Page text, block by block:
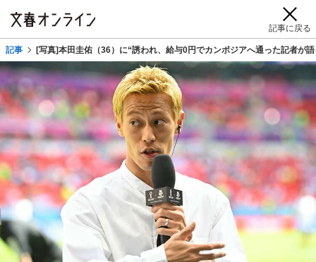
記事に戻る
記事 [写真]本田圭佑（36）に“誘われ、給与0円でカンボジアへ通った記者